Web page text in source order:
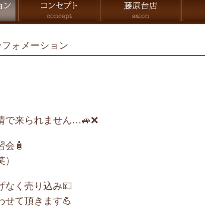
フォメーション
で来られません…🚙❌
会🧴
なく売り込み💴
せて頂きます💪